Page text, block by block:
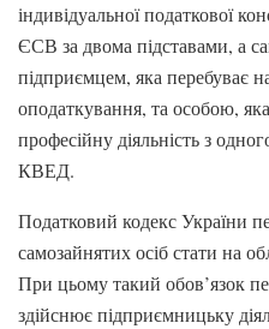
індивідуальної податкової
ЄСВ за двома підставами, а
підприємцем, яка перебуває
оподаткування, та особою,
професійну діяльність з
КВЕД.
Податковий кодекс України
самозайнятих осіб стати на
При цьому такий обов’язок
здійснює підприємницьку